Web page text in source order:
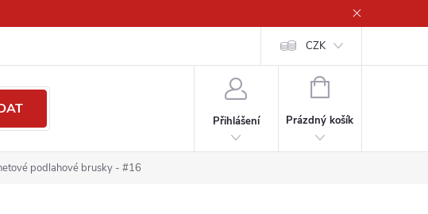
údajů CZK
Přihlášení
NÁKUPNÍ
Prázdný košík
podlahové brusky - #16